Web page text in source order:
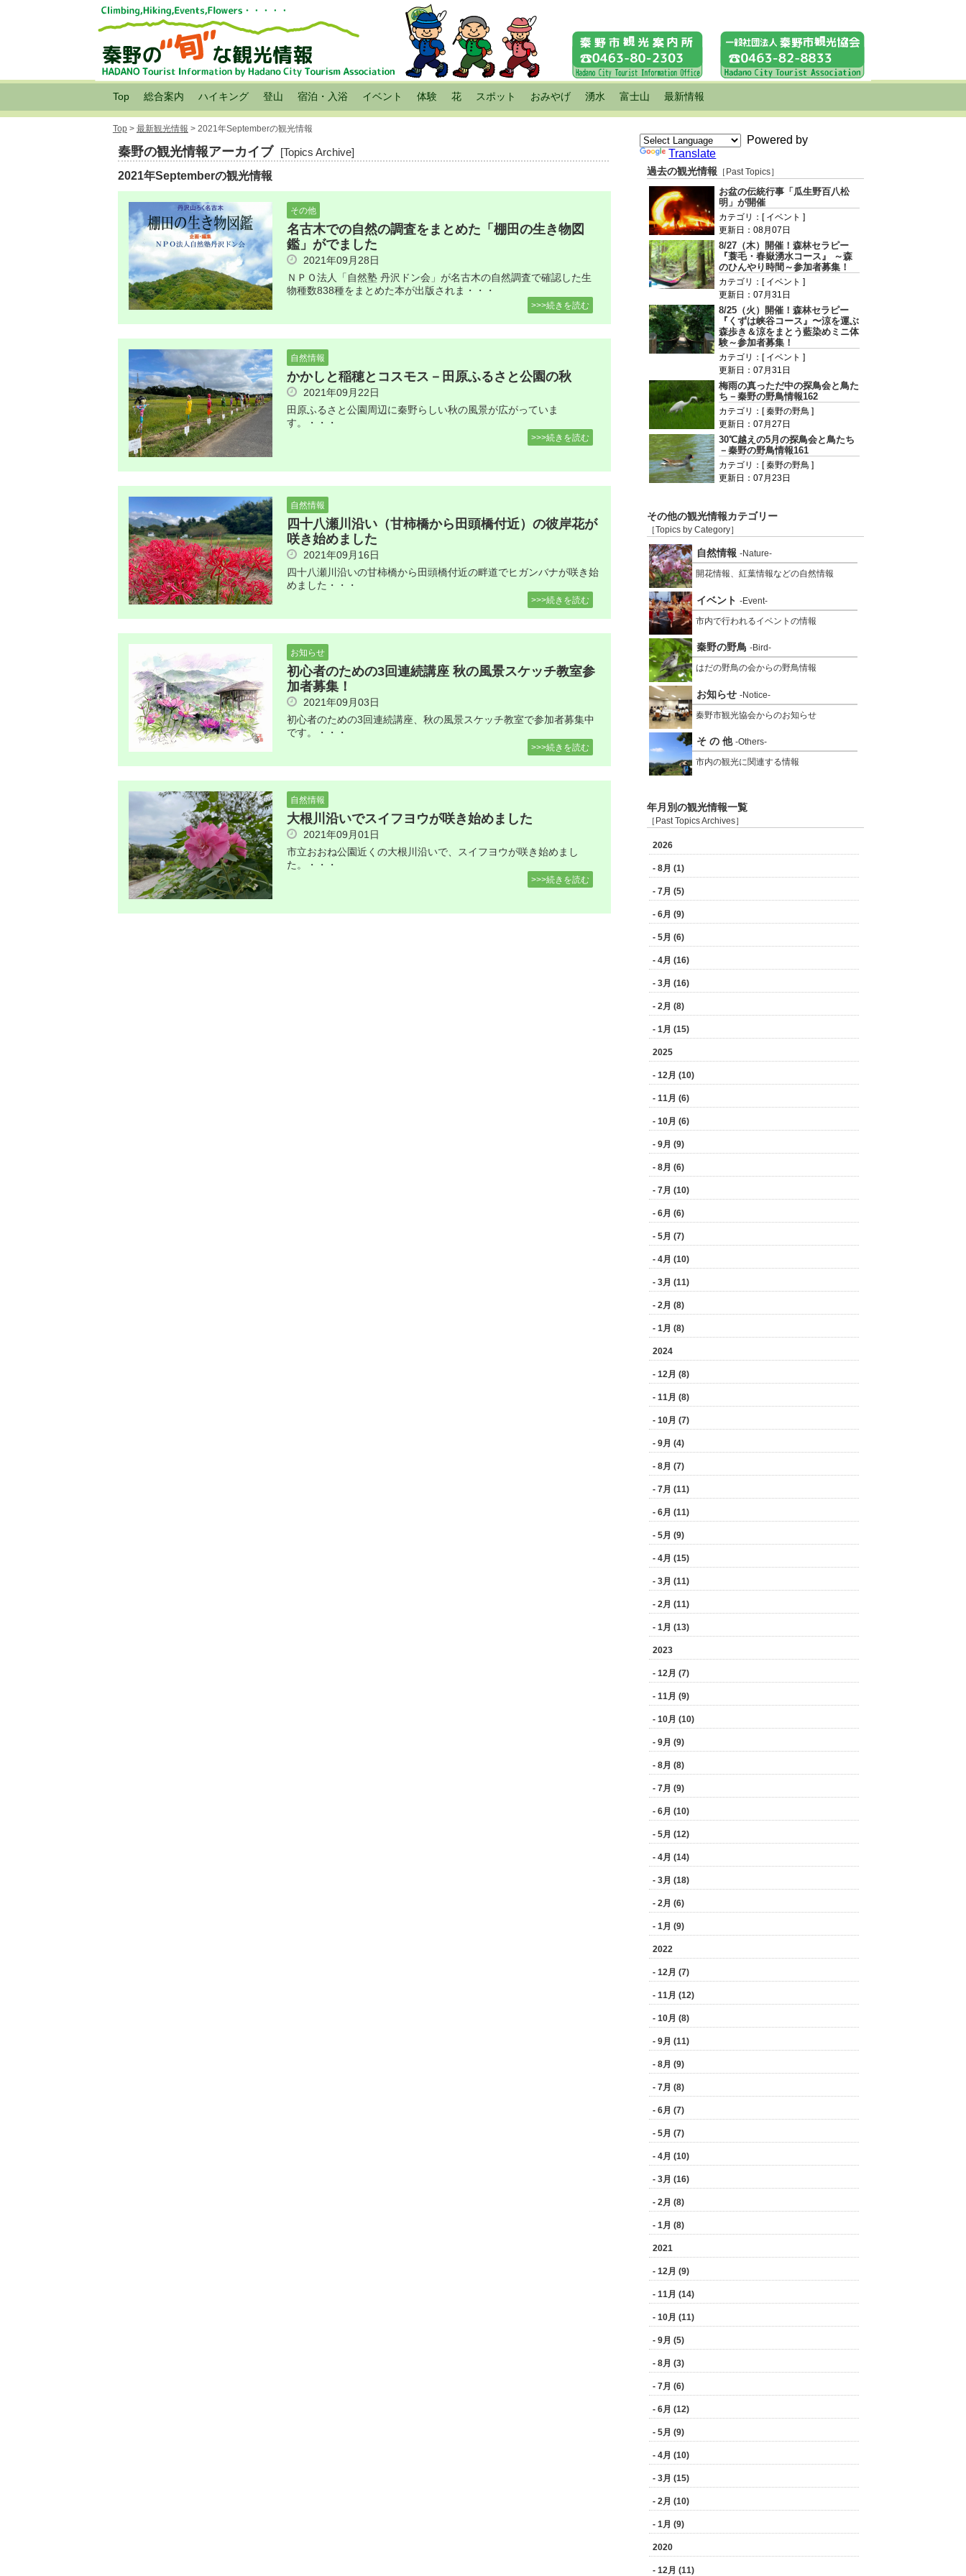
Top 総合案内 ハイキング 登山 宿泊・入浴 イベント 体験 花 スポット おみやげ 湧水 富士山 最新情報
Top> 最新観光情報 > 2021年Septemberの観光情報
秦野の観光情報アーカイブ [Topics Archive]
2021年Septemberの観光情報
その他
名古木での自然の調査をまとめた「棚田の生き物図
鑑」がでました
2021年09月28日
ＮＰＯ法人「自然塾 丹沢ドン会」が名古木の自然調査で確認した生
物種数838種をまとめた本が出版されま・・・
>>>続きを読む
自然情報
かかしと稲穂とコスモス－田原ふるさと公園の秋
2021年09月22日
田原ふるさと公園周辺に秦野らしい秋の風景が広がっていま
す。・・・
>>>続きを読む
自然情報
四十八瀬川沿い（甘柿橋から田頭橋付近）の彼岸花が
咲き始めました
2021年09月16日
四十八瀬川沿いの甘柿橋から田頭橋付近の畔道でヒガンバナが咲き始
めました・・・
>>>続きを読む
お知らせ
初心者のための3回連続講座 秋の風景スケッチ教室参
加者募集！
2021年09月03日
初心者のための3回連続講座、秋の風景スケッチ教室で参加者募集中
です。・・・
>>>続きを読む
自然情報
大根川沿いでスイフヨウが咲き始めました
2021年09月01日
市立おおね公園近くの大根川沿いで、スイフヨウが咲き始めまし
た。・・・
>>>続きを読む
Powered by
Translate
過去の観光情報 ［Past Topics］
お盆の伝統行事「瓜生野百八松
明」が開催
カテゴリ：[ イベント ]
更新日：08月07日
8/27（木）開催！森林セラピー
『蓑毛・春嶽湧水コース』 ～森
のひんやり時間～参加者募集！
カテゴリ：[ イベント ]
更新日：07月31日
8/25（火）開催！森林セラピー
『くずは峡谷コース』〜涼を運ぶ
森歩き＆涼をまとう藍染めミニ体
験～参加者募集！
カテゴリ：[ イベント ]
更新日：07月31日
梅雨の真っただ中の探鳥会と鳥た
ち－秦野の野鳥情報162
カテゴリ：[ 秦野の野鳥 ]
更新日：07月27日
30℃越えの5月の探鳥会と鳥たち
－秦野の野鳥情報161
カテゴリ：[ 秦野の野鳥 ]
更新日：07月23日
その他の観光情報カテゴリー
［Topics by Category］
自然情報-Nature-
開花情報、紅葉情報などの自然情報
イベント-Event-
市内で行われるイベントの情報
秦野の野鳥-Bird-
はだの野鳥の会からの野鳥情報
お知らせ-Notice-
秦野市観光協会からのお知らせ
そ の 他-Others-
市内の観光に関連する情報
年月別の観光情報一覧
［Past Topics Archives］
2026
- 8月 (1)
- 7月 (5)
- 6月 (9)
- 5月 (6)
- 4月 (16)
- 3月 (16)
- 2月 (8)
- 1月 (15)
2025
- 12月 (10)
- 11月 (6)
- 10月 (6)
- 9月 (9)
- 8月 (6)
- 7月 (10)
- 6月 (6)
- 5月 (7)
- 4月 (10)
- 3月 (11)
- 2月 (8)
- 1月 (8)
2024
- 12月 (8)
- 11月 (8)
- 10月 (7)
- 9月 (4)
- 8月 (7)
- 7月 (11)
- 6月 (11)
- 5月 (9)
- 4月 (15)
- 3月 (11)
- 2月 (11)
- 1月 (13)
2023
- 12月 (7)
- 11月 (9)
- 10月 (10)
- 9月 (9)
- 8月 (8)
- 7月 (9)
- 6月 (10)
- 5月 (12)
- 4月 (14)
- 3月 (18)
- 2月 (6)
- 1月 (9)
2022
- 12月 (7)
- 11月 (12)
- 10月 (8)
- 9月 (11)
- 8月 (9)
- 7月 (8)
- 6月 (7)
- 5月 (7)
- 4月 (10)
- 3月 (16)
- 2月 (8)
- 1月 (8)
2021
- 12月 (9)
- 11月 (14)
- 10月 (11)
- 9月 (5)
- 8月 (3)
- 7月 (6)
- 6月 (12)
- 5月 (9)
- 4月 (10)
- 3月 (15)
- 2月 (10)
- 1月 (9)
2020
- 12月 (11)